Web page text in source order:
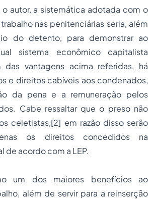
autor, a sistemática adotada com o
nas penitenciárias seria, além
do detento, para demonstrar ao
sistema econômico capitalista
das vantagens acima referidas, há
e direitos cabíveis aos condenados,
da pena e a remuneração pelos
Cabe ressaltar que o preso não
celetistas,[2] em razão disso serão
os direitos concedidos na
de acordo com a LEP.
um dos maiores benefícios ao
além de servir para a reinserção